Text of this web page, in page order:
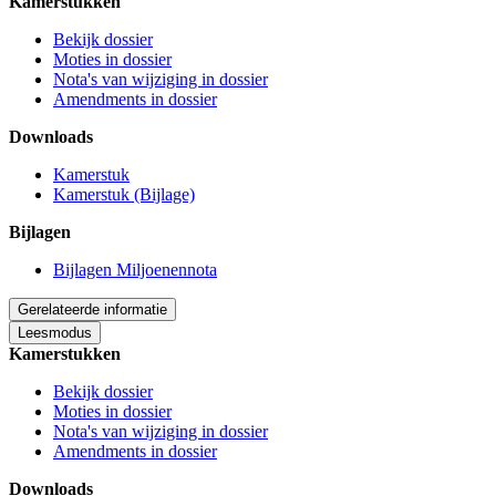
Bekijk dossier
Moties in dossier
Nota's van wijziging in dossier
Amendments in dossier
Downloads
Kamerstuk
Kamerstuk (Bijlage)
Bijlagen
Bijlagen Miljoenennota
Gerelateerde informatie
Leesmodus
Kamerstukken
Bekijk dossier
Moties in dossier
Nota's van wijziging in dossier
Amendments in dossier
Downloads